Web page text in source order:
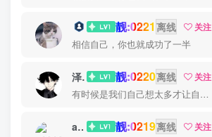
猫小白 靓:0221 离线
关注
相信自己，你也就成功了一半
泽宇 靓:0220离线
关注
没有人可以回到过去从头再来，但是每个人都可以从今天开始，创造一个全新的结局
a626911 靓:0219离线
关注